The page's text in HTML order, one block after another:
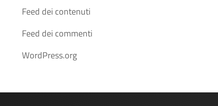
Feed dei contenuti
Feed dei commenti
WordPress.org